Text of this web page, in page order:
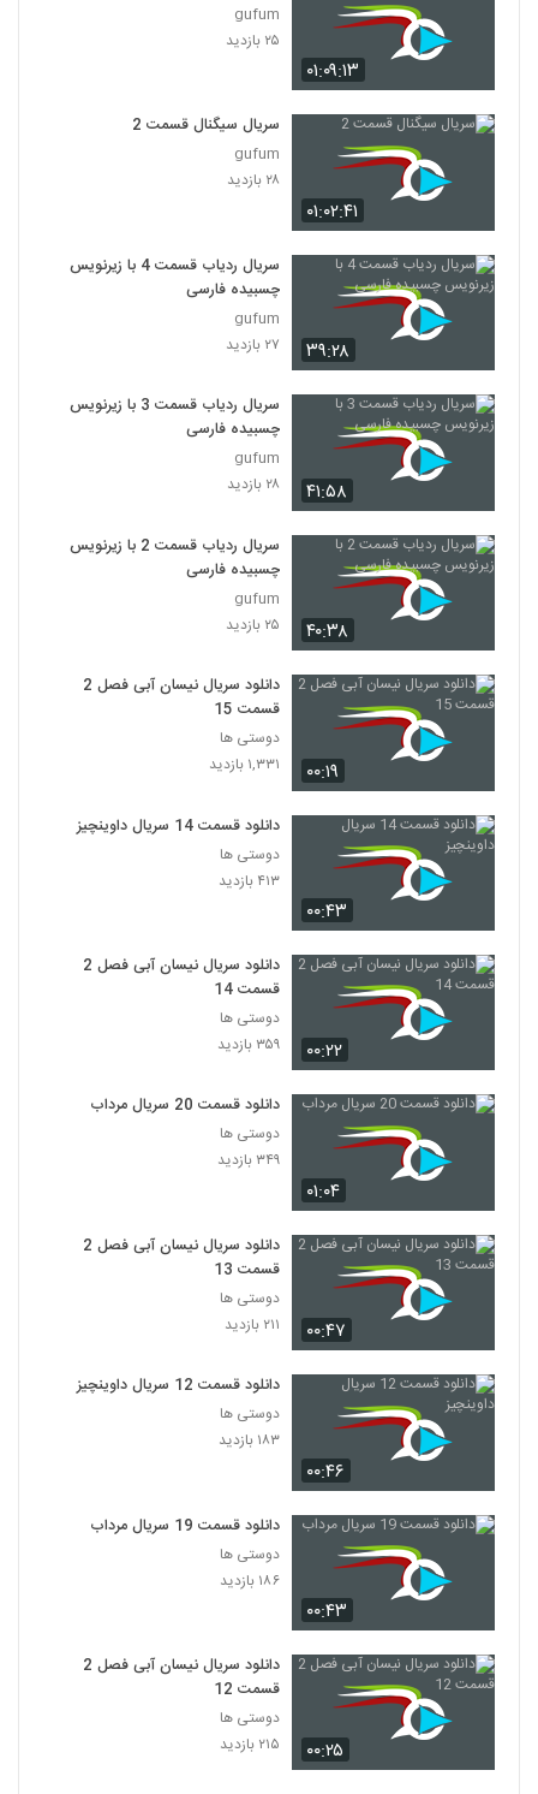
۰۱:۰۹:۱۳
gufum
۲۵ بازدید
۰۱:۰۲:۴۱
سریال سیگنال قسمت 2
gufum
۲۸ بازدید
۳۹:۲۸
سریال ردیاب قسمت 4 با زیرنویس
چسبیده فارسی
gufum
۲۷ بازدید
۴۱:۵۸
سریال ردیاب قسمت 3 با زیرنویس
چسبیده فارسی
gufum
۲۸ بازدید
۴۰:۳۸
سریال ردیاب قسمت 2 با زیرنویس
چسبیده فارسی
gufum
۲۵ بازدید
۰۰:۱۹
دانلود سریال نیسان آبی فصل 2
قسمت 15
دوستی ها
۱,۳۳۱ بازدید
۰۰:۴۳
دانلود قسمت 14 سریال داوینچیز
دوستی ها
۴۱۳ بازدید
۰۰:۲۲
دانلود سریال نیسان آبی فصل 2
قسمت 14
دوستی ها
۳۵۹ بازدید
۰۱:۰۴
دانلود قسمت 20 سریال مرداب
دوستی ها
۳۴۹ بازدید
۰۰:۴۷
دانلود سریال نیسان آبی فصل 2
قسمت 13
دوستی ها
۲۱۱ بازدید
۰۰:۴۶
دانلود قسمت 12 سریال داوینچیز
دوستی ها
۱۸۳ بازدید
۰۰:۴۳
دانلود قسمت 19 سریال مرداب
دوستی ها
۱۸۶ بازدید
۰۰:۲۵
دانلود سریال نیسان آبی فصل 2
قسمت 12
دوستی ها
۲۱۵ بازدید